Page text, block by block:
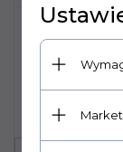
KURTKA
IV
479,00 PLN